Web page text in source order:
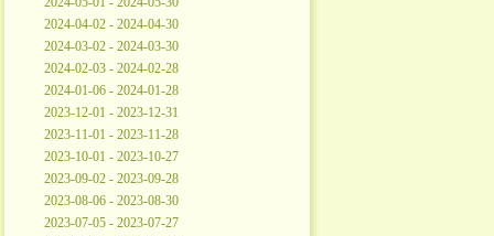
2024-04-02 - 2024-04-30
2024-03-02 - 2024-03-30
2024-02-03 - 2024-02-28
2024-01-06 - 2024-01-28
2023-12-01 - 2023-12-31
2023-11-01 - 2023-11-28
2023-10-01 - 2023-10-27
2023-09-02 - 2023-09-28
2023-08-06 - 2023-08-30
2023-07-05 - 2023-07-27